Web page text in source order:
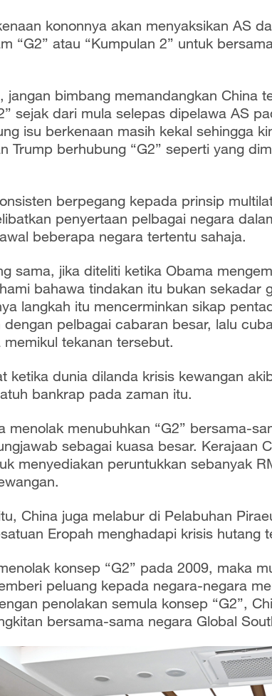
kononnya akan menyaksikan AS
“G2” atau “Kumpulan 2” untuk
jangan bimbang memandangkan China
sejak dari mula selepas dipelawa AS
isu berkenaan masih kekal sehingga
Trump berhubung “G2” seperti yang
berpegang kepada prinsip
penyertaan pelbagai negara
beberapa negara tertentu sahaja.
sama, jika diteliti ketika Obama
bahawa tindakan itu bukan sekadar
langkah itu mencerminkan sikap
pelbagai cabaran besar, lalu
tekanan tersebut.
ketika dunia dilanda krisis kewangan
bankrap pada zaman itu.
menolak menubuhkan “G2” bersama-
sebagai kuasa besar. Kerajaan
menyediakan peruntukkan sebanyak
China juga melabur di Pelabuhan
Eropah menghadapi krisis hutang
konsep “G2” pada 2009, maka
peluang kepada negara-negara
penolakan semula konsep “G2”,
bersama-sama negara Global